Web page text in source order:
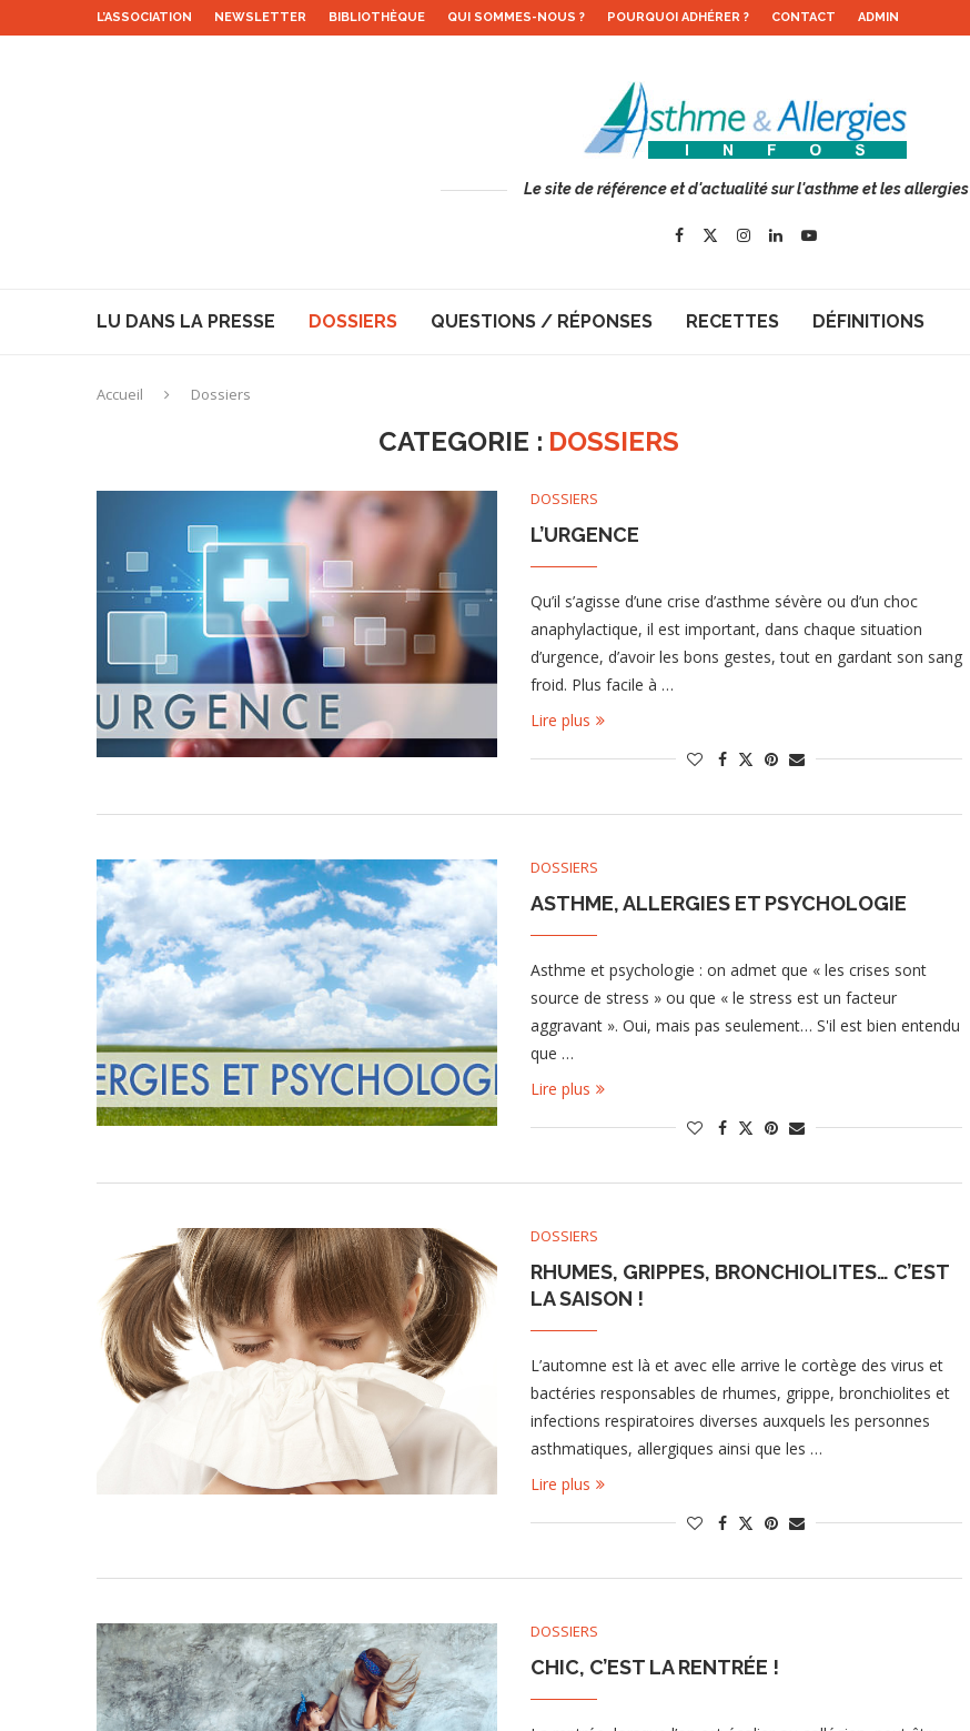
L’ASSOCIATION NEWSLETTER BIBLIOTHÈQUE QUI SOMMES-NOUS ? POURQUOI ADHÉRER ? CONTACT ADMIN
Le site de référence et d'actualité sur l'asthme et les allergies
LU DANS LA PRESSE DOSSIERS QUESTIONS / RÉPONSES RECETTES DÉFINITIONS
Accueil Dossiers
CATEGORIE : DOSSIERS
DOSSIERS
L’URGENCE
Qu’il s’agisse d’une crise d’asthme sévère ou d’un choc
anaphylactique, il est important, dans chaque situation
d’urgence, d’avoir les bons gestes, tout en gardant son sang
froid. Plus facile à …
Lire plus
DOSSIERS
ASTHME, ALLERGIES ET PSYCHOLOGIE
Asthme et psychologie : on admet que « les crises sont
source de stress » ou que « le stress est un facteur
aggravant ». Oui, mais pas seulement… S'il est bien entendu
que …
Lire plus
DOSSIERS
RHUMES, GRIPPES, BRONCHIOLITES… C’EST
LA SAISON !
L’automne est là et avec elle arrive le cortège des virus et
bactéries responsables de rhumes, grippe, bronchiolites et
infections respiratoires diverses auxquels les personnes
asthmatiques, allergiques ainsi que les …
Lire plus
DOSSIERS
CHIC, C’EST LA RENTRÉE !